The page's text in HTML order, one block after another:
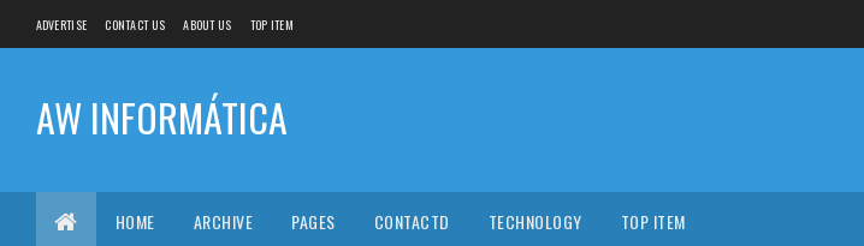
ADVERTISE CONTACT US ABOUT US TOP ITEM
AW INFORMÁTICA
HOME ARCHIVE PAGES CONTACTD TECHNOLOGY TOP ITEM